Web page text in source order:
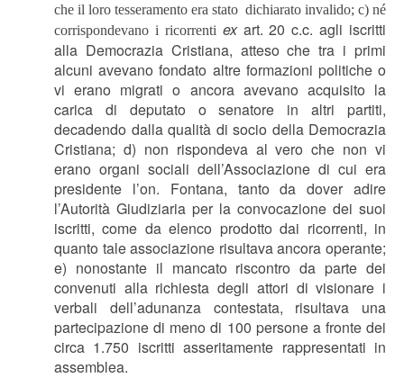
che il loro tesseramento era stato dichiarato invalido; c) né
corrispondevano i ricorrenti ex art. 20 c.c. agli iscritti
alla Democrazia Cristiana, atteso che tra i primi
alcuni avevano fondato altre formazioni politiche o
vi erano migrati o ancora avevano acquisito la
carica di deputato o senatore in altri partiti,
decadendo dalla qualità di socio della Democrazia
Cristiana; d) non rispondeva al vero che non vi
erano organi sociali dell’Associazione di cui era
presidente l’on. Fontana, tanto da dover adire
l’Autorità Giudiziaria per la convocazione dei suoi
iscritti, come da elenco prodotto dai ricorrenti, in
quanto tale associazione risultava ancora operante;
e) nonostante il mancato riscontro da parte dei
convenuti alla richiesta degli attori di visionare i
verbali dell’adunanza contestata, risultava una
partecipazione di meno di 100 persone a fronte dei
circa 1.750 iscritti asseritamente rappresentati in
assemblea.